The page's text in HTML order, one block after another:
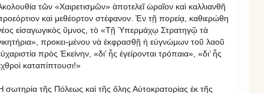
τῶν «Χαιρετισμῶν» ἀποτελεῖ ὡραῖον καὶ καλλιανθῆ
καὶ μεθέορτον στέφανον. Ἐν τῇ πορείᾳ, καθιερώθη
εἰσαγωγικὸς ὕμνος, τὸ «Τῇ Ὑπερμάχῳ Στρατηγῷ τὰ
προκει-μένου νὰ ἐκφρασθῇ ἡ εὐγνώμων τοῦ λαοῦ
πρὸς Ἐκείνην, «δι’ ἧς ἐγείρονται τρόπαια», «δι’ ἧς
καταπίπτουσι!»
σωτηρία τῆς Πόλεως καὶ τῆς ὅλης Αὐτοκρατορίας ἐκ τῆς